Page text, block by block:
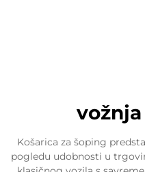
Košarica za šoping
pogledu udobnosti u